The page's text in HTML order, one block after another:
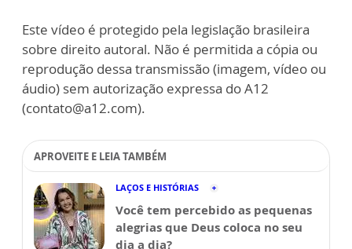
Este vídeo é protegido pela legislação brasileira
sobre direito autoral. Não é permitida a cópia ou
reprodução dessa transmissão (imagem, vídeo ou
áudio) sem autorização expressa do A12
(contato@a12.com).
APROVEITE E LEIA TAMBÉM
LAÇOS E HISTÓRIAS
Você tem percebido as pequenas
alegrias que Deus coloca no seu
dia a dia?